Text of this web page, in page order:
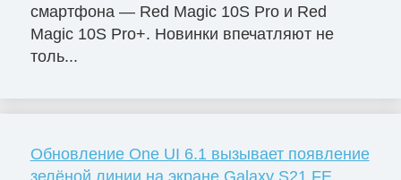
смартфона — Red Magic 10S Pro и Red
Magic 10S Pro+. Новинки впечатляют не
толь...
Обновление One UI 6.1 вызывает появление